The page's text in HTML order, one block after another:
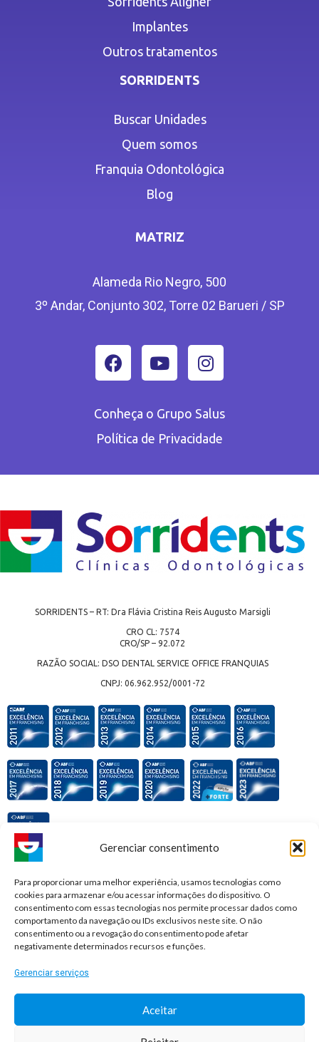
Gerenciar consentimento
Para proporcionar uma melhor experiência, usamos tecnologias como
cookies para armazenar e/ou acessar informações do dispositivo. O
consentimento com essas tecnologias nos permite processar dados como
comportamento da navegação ou IDs exclusivos neste site. O não
consentimento ou a revogação do consentimento pode afetar
negativamente determinados recursos e funções.
Gerenciar serviços
Aceitar
Implantes
Outros tratamentos
SORRIDENTS
Buscar Unidades
Quem somos
Franquia Odontológica
Blog
MATRIZ
Alameda Rio Negro, 500
3º Andar, Conjunto 302, Torre 02 Barueri / SP
Conheça o Grupo Salus
Política de Privacidade
SORRIDENTS – RT: Dra Flávia Cristina Reis Augusto Marsigli
CRO CL: 7574
CRO/SP – 92.072
RAZÃO SOCIAL: DSO DENTAL SERVICE OFFICE FRANQUIAS
CNPJ: 06.962.952/0001-72
Premiações e honrarias: